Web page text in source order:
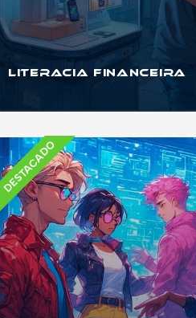
Literacia Financeira
Se já recebeste mesada, fizeste
presente, e...
DESTACADO